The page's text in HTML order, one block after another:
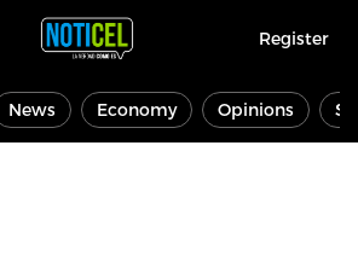
Register
News Economy Opinions